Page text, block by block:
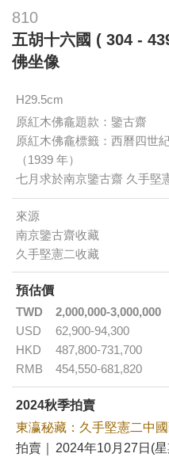
810
五胡十六國 ( 304 -
佛坐像
H29.5cm
原紅木佛龕題款：鑒古齋
原紅木佛龕標籤：西曆四世
（1939 年）
七月求於南京鑒古齋 久手堅
來源
南京鑒古齋收藏
久手堅憲二收藏
預估價
TWD
2,000,000-3,000,000
USD
62,900-94,300
HKD
487,800-731,700
RMB
454,550-681,820
2024秋季拍賣
東瀛秘藏：久手堅憲二中
拍賣｜
2024年10月27日(